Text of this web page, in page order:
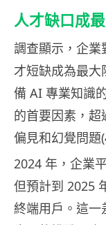
人才缺口成
調查顯示，企業
才短缺成為最大
備 AI 專業知識
的首要因素，超
偏見和幻覺問題
2024 年，企業
但預計到 2025
終端用戶。這